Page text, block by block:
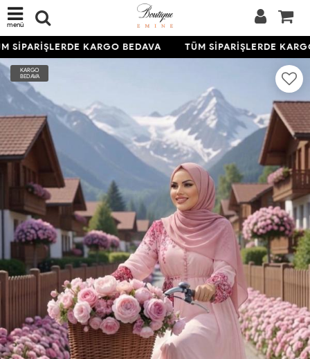
menü
SİPARİŞLERDE KARGO BEDAVA TÜM SİPARİŞLERDE
KARGO
BEDAVA